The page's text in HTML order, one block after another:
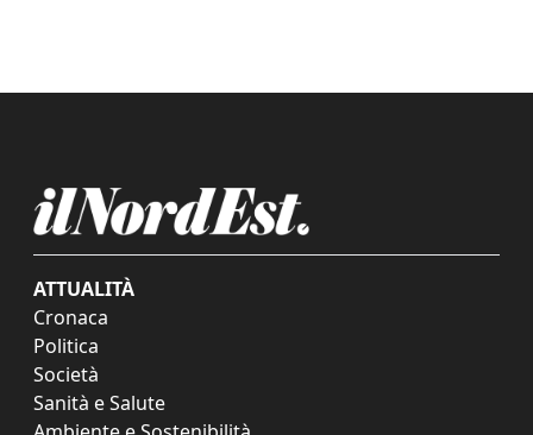
ATTUALITÀ
Cronaca
Politica
Società
Sanità e Salute